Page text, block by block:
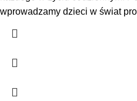
wprowadzamy dzieci w świat